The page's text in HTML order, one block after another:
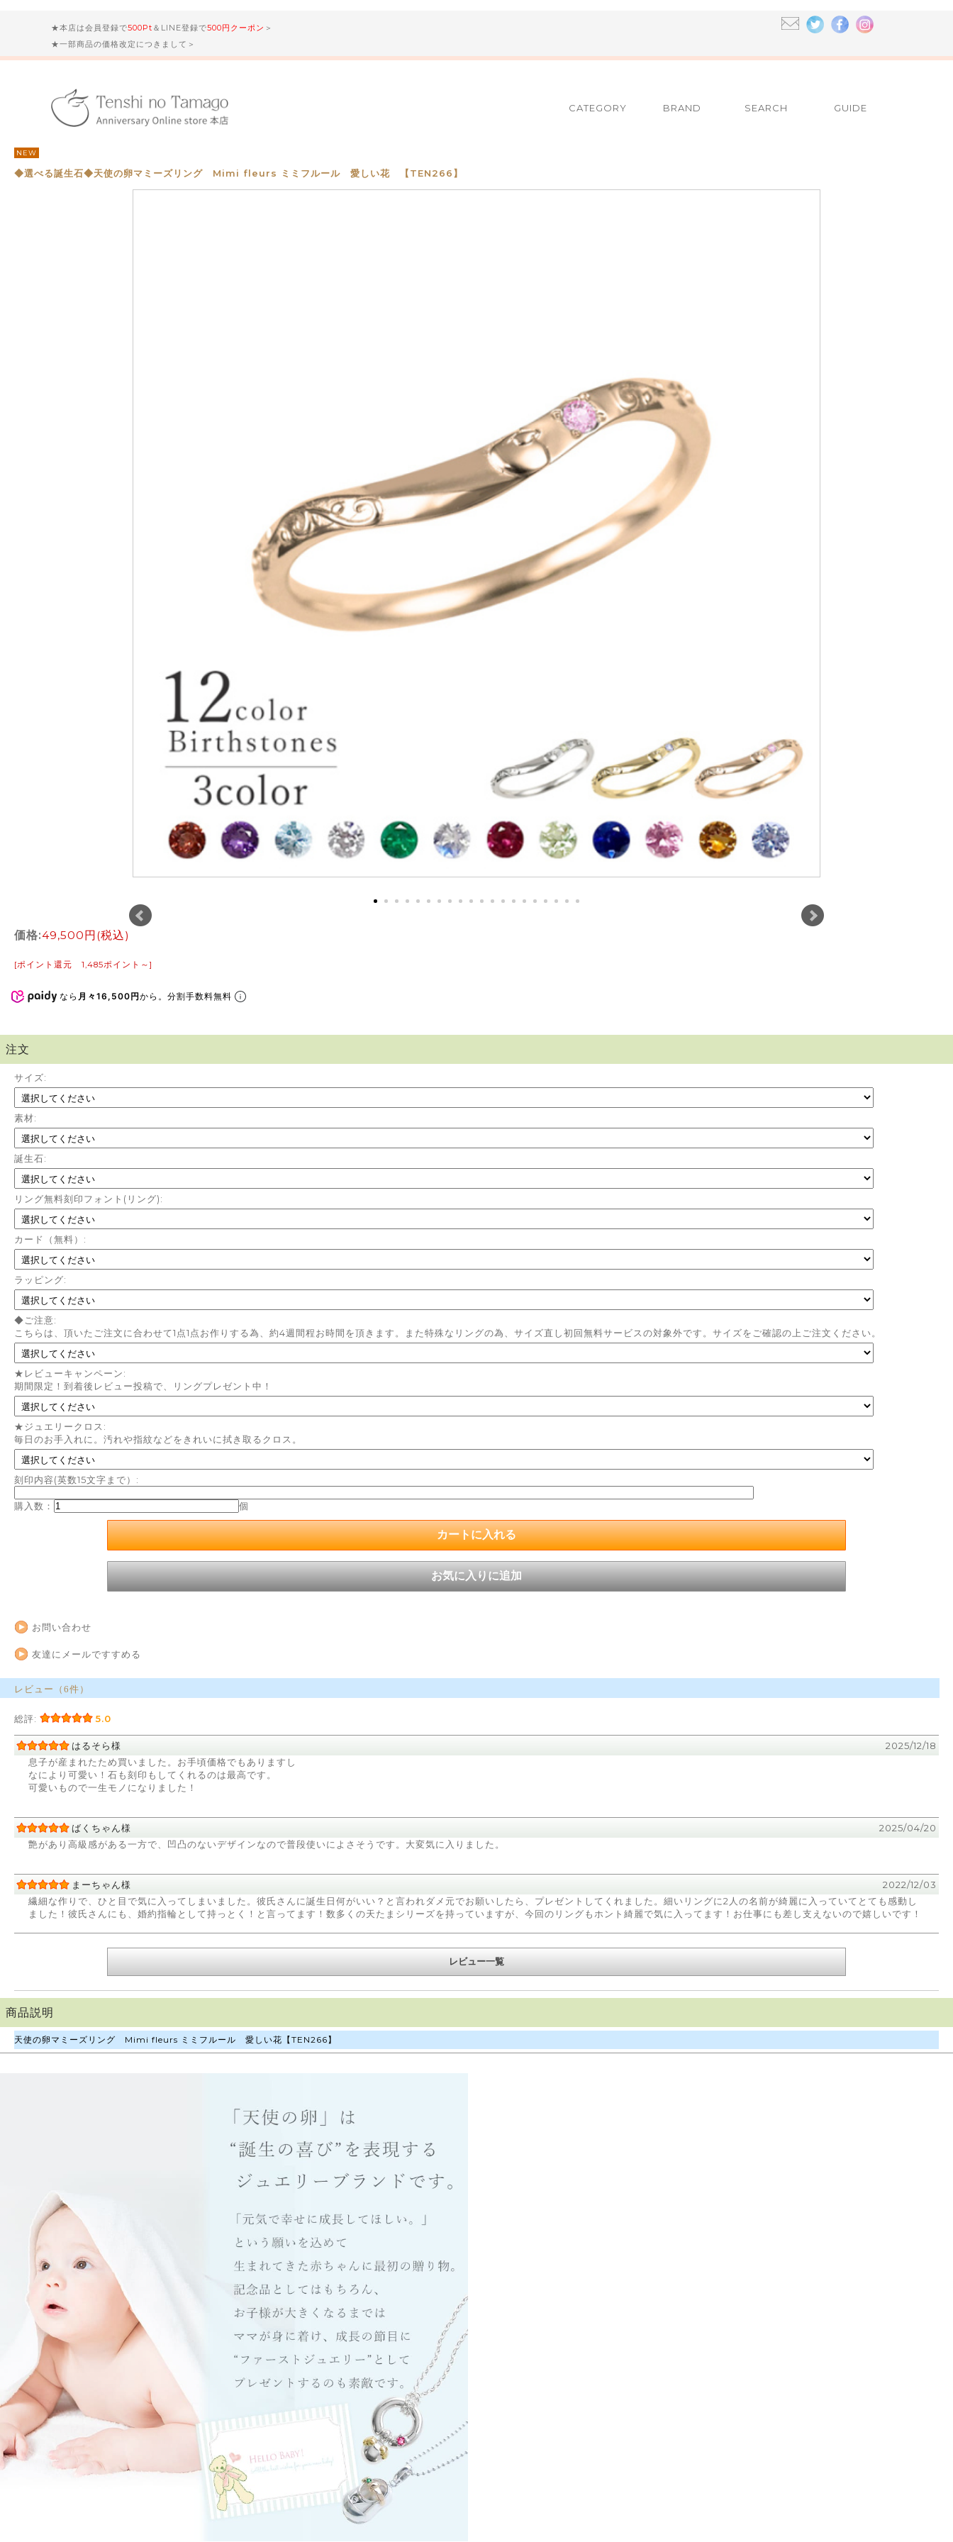
★本店は会員登録で500Pt ＆LINE登録で500円クーポン ＞
★一部商品の価格改定につきまして＞
CATEGORY BRAND SEARCH GUIDE
NEW
◆選べる誕生石◆天使の卵マミーズリング Mimi fleurs ミミフルール 愛しい花 【TEN266】
価格:49,500円(税込)
[ポイント還元 1,485ポイント～]
なら 月々16,500円から。分割手数料無料
注文
サイズ:
素材:
誕生石:
リング無料刻印フォント(リング):
カード（無料）:
ラッピング:
◆ご注意:
こちらは、頂いたご注文に合わせて1点1点お作りする為、約4週間程お時間を頂きます。また特殊なリングの為、サイズ直し初回無料サービスの対象外です。サイズをご確認の上ご注文ください。
★レビューキャンペーン:
期間限定！到着後レビュー投稿で、リングプレゼント中！
★ジュエリークロス:
毎日のお手入れに。汚れや指紋などをきれいに拭き取るクロス。
刻印内容(英数15文字まで）:
購入数： 個
お問い合わせ
友達にメールですすめる
レビュー（6件）
総評: 5.0
はるそら様
2025/12/18
息子が産まれたため買いました。お手頃価格でもありますし
なにより可愛い！石も刻印もしてくれるのは最高です。
可愛いもので一生モノになりました！
ばくちゃん様
2025/04/20
艶があり高級感がある一方で、凹凸のないデザインなので普段使いによさそうです。大変気に入りました。
まーちゃん様
2022/12/03
繊細な作りで、ひと目で気に入ってしまいました。彼氏さんに誕生日何がいい？と言われダメ元でお願いしたら、プレゼントしてくれました。細いリングに2人の名前が綺麗に入っていてとても感動し
ました！彼氏さんにも、婚約指輪として持っとく！と言ってます！数多くの天たまシリーズを持っていますが、今回のリングもホント綺麗で気に入ってます！お仕事にも差し支えないので嬉しいです！
レビュー一覧
商品説明
天使の卵マミーズリング Mimi fleurs ミミフルール 愛しい花【TEN266】